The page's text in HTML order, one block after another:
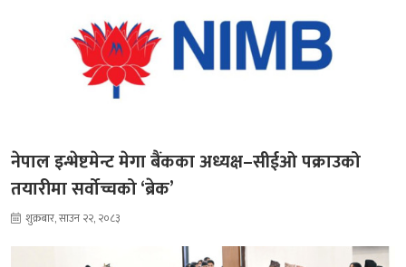
नेपाल इन्भेष्टमेन्ट मेगा बैंकका अध्यक्ष–सीईओ पक्राउको
तयारीमा सर्वोच्चको ‘ब्रेक’
शुक्रबार, साउन २२, २०८३